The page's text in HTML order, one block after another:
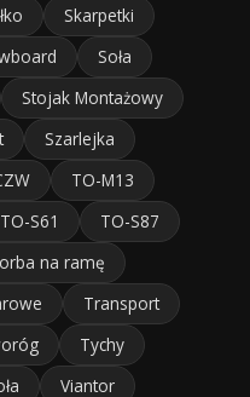
Skarpetki
Soła
Stojak Montażowy
Szarlejka
TO-M13
TO-S61
TO-S87
na ramę
Transport
Tychy
Viantor